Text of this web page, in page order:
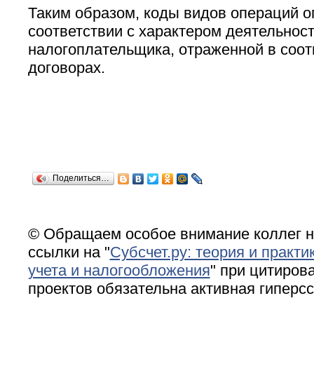
Таким образом, коды видов операций
соответствии с характером
налогоплательщика, отраженной в
договорах.
Поделиться…
© Обращаем особое внимание коллег
ссылки на "Субсчет.ру: теория и
учета и налогообложения" при
проектов обязательна активная